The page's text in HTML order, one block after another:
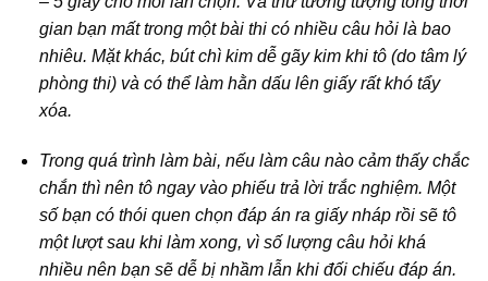
gian bạn mất trong một bài thi có nhiều câu hỏi là bao
nhiêu. Mặt khác, bút chì kim dễ gãy kim khi tô (do tâm lý
phòng thi) và có thể làm hằn dấu lên giấy rất khó tẩy
xóa.
Trong quá trình làm bài, nếu làm câu nào cảm thấy chắc
chắn thì nên tô ngay vào phiếu trả lời trắc nghiệm. Một
số bạn có thói quen chọn đáp án ra giấy nháp rồi sẽ tô
một lượt sau khi làm xong, vì số lượng câu hỏi khá
nhiều nên bạn sẽ dễ bị nhầm lẫn khi đối chiếu đáp án.